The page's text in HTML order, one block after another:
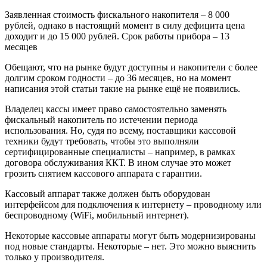
Заявленная стоимость фискального накопителя – 8 000
рублей, однако в настоящий момент в силу дефицита цена
доходит и до 15 000 рублей. Срок работы прибора – 13
месяцев
Обещают, что на рынке будут доступны и накопители с более
долгим сроком годности – до 36 месяцев, но на момент
написания этой статьи такие на рынке ещё не появились.
Владелец кассы имеет право самостоятельно заменять
фискальный накопитель по истечении периода
использования. Но, судя по всему, поставщики кассовой
техники будут требовать, чтобы это выполняли
сертифицированные специалисты – например, в рамках
договора обслуживания ККТ. В ином случае это может
грозить снятием кассового аппарата с гарантии.
Кассовый аппарат также должен быть оборудован
интерфейсом для подключения к интернету – проводному или
беспроводному (WiFi, мобильный интернет).
Некоторые кассовые аппараты могут быть модернизированы
под новые стандарты. Некоторые – нет. Это можно выяснить
только у производителя.